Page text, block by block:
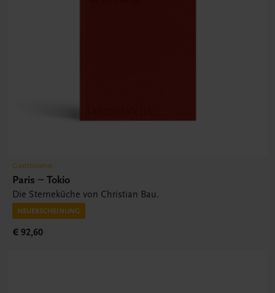
Gastronomie
Paris – Tokio
Die Sterneküche von Christian Bau.
NEUERSCHEINUNG
€ 92,60